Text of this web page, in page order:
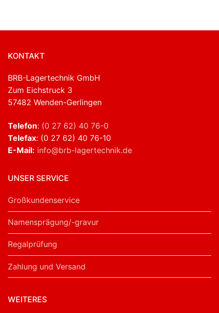
KONTAKT
BRB-Lagertechnik GmbH
Zum Eichstruck 3
57482 Wenden-Gerlingen
Telefon: (0 27 62) 40 76-0
Telefax: (0 27 62) 40 76-10
E-Mail: info@brb-lagertechnik.de
UNSER SERVICE
Großkundenservice
Namensprägung/-gravur
Regalprüfung
Zahlung und Versand
WEITERES